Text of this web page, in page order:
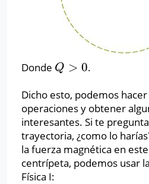
Donde Q > 0
Q> 0 .
Dicho esto, podemos
operaciones y obtener
interesantes. Si te
trayectoria, ¿como lo
la fuerza magnética en
centrípeta, podemos usar
Física I: